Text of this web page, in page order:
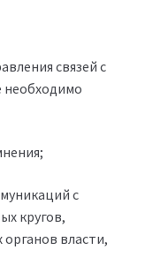
связей с
с
кругов,
власти,